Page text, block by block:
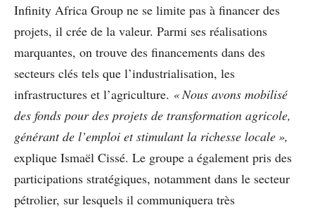
Infinity Africa Group ne se limite pas à financer des
projets, il crée de la valeur. Parmi ses réalisations
marquantes, on trouve des financements dans des
secteurs clés tels que l’industrialisation, les
infrastructures et l’agriculture. « Nous avons mobilisé
des fonds pour des projets de transformation agricole,
générant de l’emploi et stimulant la richesse locale »,
explique Ismaël Cissé. Le groupe a également pris des
participations stratégiques, notamment dans le secteur
pétrolier, sur lesquels il communiquera très